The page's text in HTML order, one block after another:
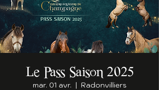
Le Pass Saison 2025
mar. 01 avr.
  |
Radonvilliers